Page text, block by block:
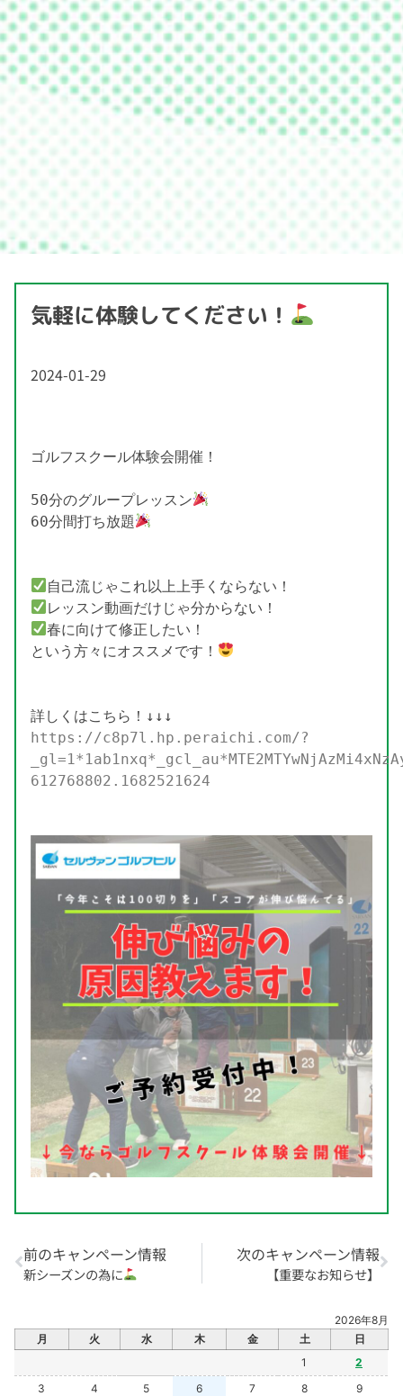
気軽に体験してください！
2024-01-29
ゴルフスクール体験会開催！
50分のグループレッスン
60分間打ち放題
春に向けて修正したい！
という方々にオススメです！
https://c8p7l.hp.peraichi.com/?
612768802.1682521624
前のキャンペーン情報
新シーズンの為に
次のキャンペーン情報
【重要なお知らせ】
2026年8月
月
火 水 木 金 土
日
1
2
3
4 5 6 7 8 9